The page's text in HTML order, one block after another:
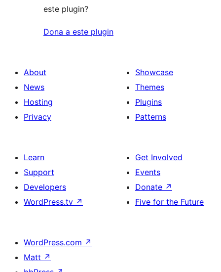
este plugin?
Dona a este plugin
About
News
Hosting
Privacy
Showcase
Themes
Plugins
Patterns
Learn
Support
Developers
WordPress.tv ↗
Get Involved
Events
Donate ↗
Five for the Future
WordPress.com ↗
Matt ↗